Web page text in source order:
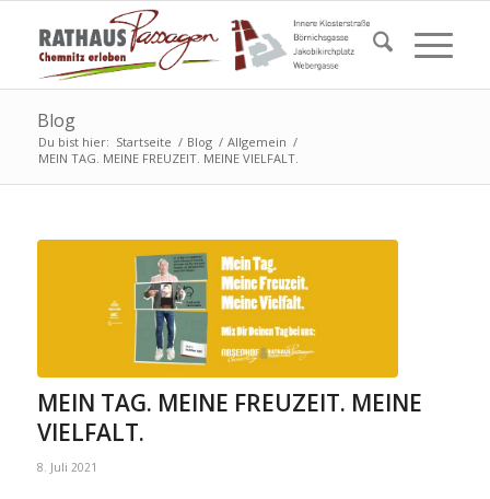
Blog
Du bist hier: Startseite / Blog / Allgemein /
MEIN TAG. MEINE FREUZEIT. MEINE VIELFALT.
MEIN TAG. MEINE FREUZEIT. MEINE
VIELFALT.
8. Juli 2021